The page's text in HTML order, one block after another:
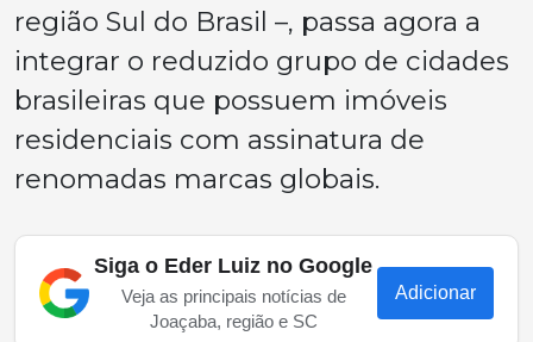
região Sul do Brasil –, passa agora a
integrar o reduzido grupo de cidades
brasileiras que possuem imóveis
residenciais com assinatura de
renomadas marcas globais.
Siga o Eder Luiz no Google
Veja as principais notícias de
Joaçaba, região e SC
Adicionar